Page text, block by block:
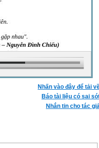
Nhấn vào đây để tải
Báo tài liệu có sai
Nhắn tin cho tác